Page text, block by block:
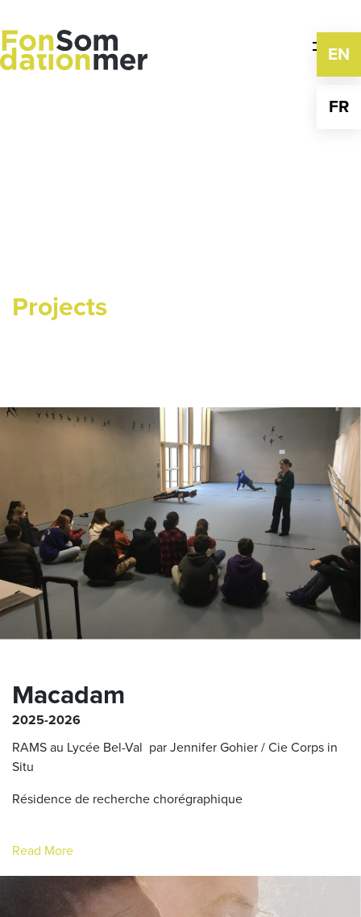
to
content
EN
FR
Projects
Macadam
2025-2026
RAMS au Lycée Bel-Val par Jennifer Gohier / Cie Corps in
Situ
Résidence de recherche chorégraphique
Read More